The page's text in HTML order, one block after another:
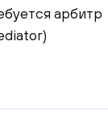
арбитр